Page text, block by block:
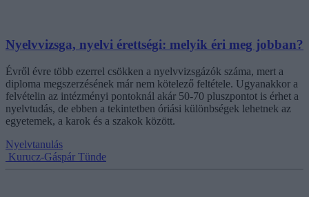
Nyelvvizsga, nyelvi érettségi: melyik éri meg jobban?
Évről évre több ezerrel csökken a nyelvvizsgázók száma, mert a
diploma megszerzésének már nem kötelező feltétele. Ugyanakkor a
felvételin az intézményi pontoknál akár 50-70 pluszpontot is érhet a
nyelvtudás, de ebben a tekintetben óriási különbségek lehetnek az
egyetemek, a karok és a szakok között.
Nyelvtanulás
Kurucz-Gáspár Tünde